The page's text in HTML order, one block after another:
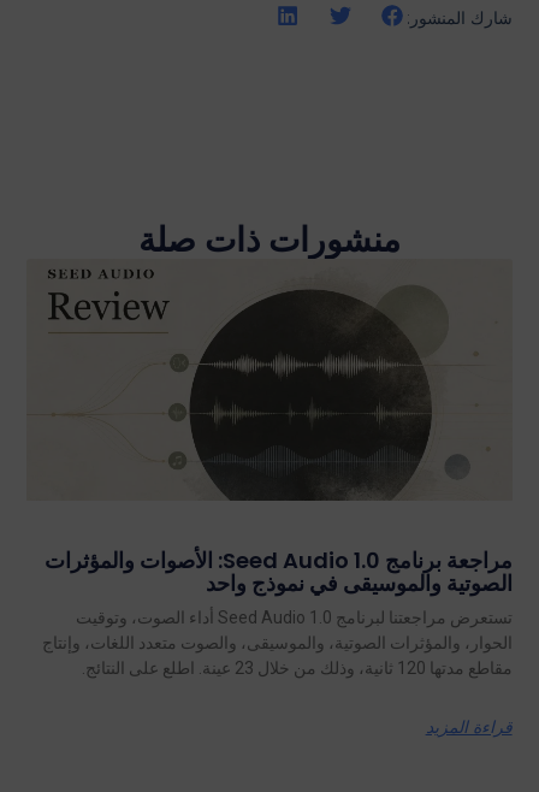
شارك المنشور:
منشورات ذات صلة
مراجعة برنامج Seed Audio 1.0: الأصوات والمؤثرات
الصوتية والموسيقى في نموذج واحد
تستعرض مراجعتنا لبرنامج Seed Audio 1.0 أداء الصوت، وتوقيت
الحوار، والمؤثرات الصوتية، والموسيقى، والصوت متعدد اللغات، وإنتاج
مقاطع مدتها 120 ثانية، وذلك من خلال 23 عينة. اطلع على النتائج.
قراءة المزيد